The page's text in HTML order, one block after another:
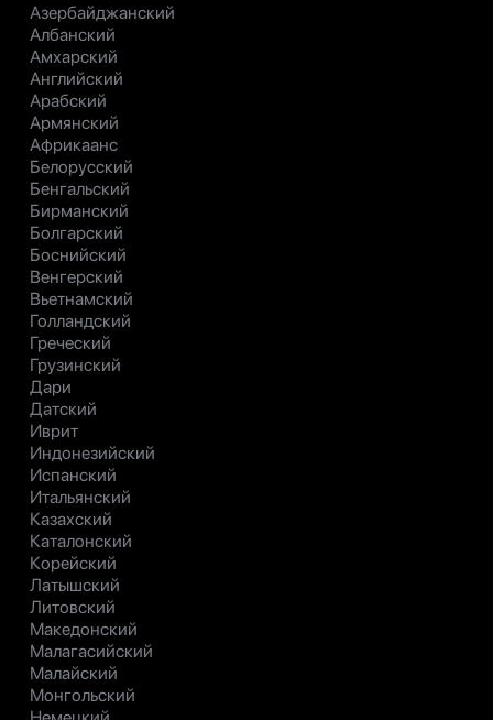
Азербайджанский
Албанский
Амхарский
Английский
Арабский
Армянский
Африкаанс
Белорусский
Бенгальский
Бирманский
Болгарский
Боснийский
Венгерский
Вьетнамский
Голландский
Греческий
Грузинский
Дари
Датский
Иврит
Индонезийский
Испанский
Итальянский
Казахский
Каталонский
Корейский
Латышский
Литовский
Македонский
Малагасийский
Малайский
Монгольский